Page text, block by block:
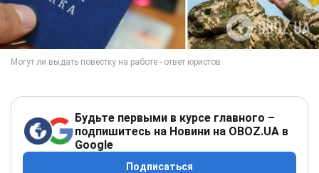
Будьте первыми в курсе главного –
подпишитесь на Новини на OBOZ.UA в
Google
Подписаться